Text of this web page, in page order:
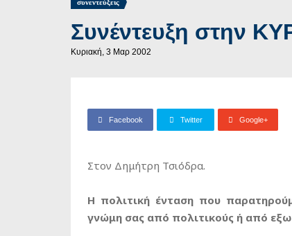
συνεντεύξεις
Συνέντευξη στην
Κυριακή, 3 Μαρ 2002
Facebook Twitter Google+
Στον Δημήτρη Τσιόδρα.
Η πολιτική ένταση που
γνώμη σας από πολιτικούς ή από